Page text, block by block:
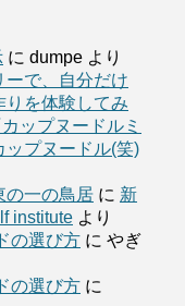
に dumpe より
ーで、自分だけ
りを体験してみ
ップヌードルミ
ップヌードル(笑)
一の鳥居 に 新
institute より
の選び方 に やぎ
の選び方 に